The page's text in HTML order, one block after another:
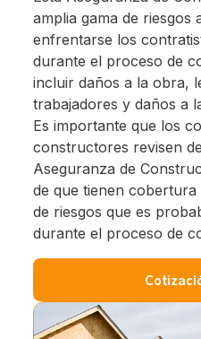
amplia gama de riesgos
enfrentarse los
durante el proceso de
incluir daños a la obra,
trabajadores y daños a
Es importante que los
constructores revisen
Aseguranza de
de que tienen
de riesgos que es
durante el proceso de